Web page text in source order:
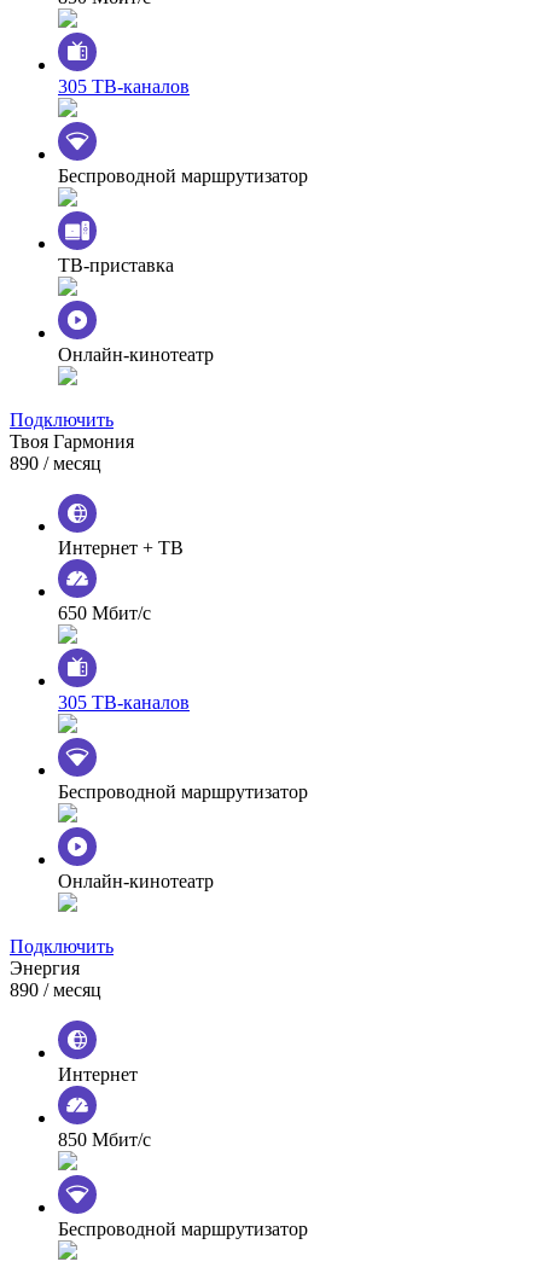
305 ТВ-каналов
Беспроводной маршрутизатор
ТВ-приставка
Онлайн-кинотеатр
Подключить
Твоя Гармония
890 / месяц
Интернет + ТВ
650 Мбит/с
305 ТВ-каналов
Беспроводной маршрутизатор
Онлайн-кинотеатр
Подключить
Энергия
890 / месяц
Интернет
850 Мбит/с
Беспроводной маршрутизатор